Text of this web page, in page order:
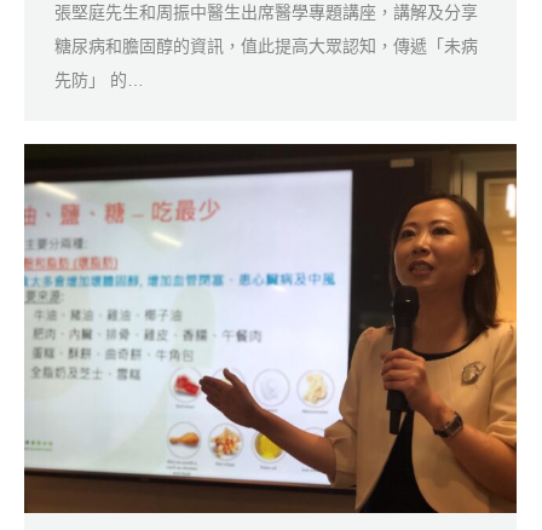
張堅庭先生和周振中醫生出席醫學專題講座，講解及分享
糖尿病和膽固醇的資訊，值此提高大眾認知，傳遞「未病
先防」 的…